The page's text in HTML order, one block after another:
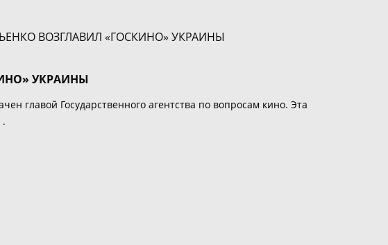
УКРАИНЫ
главой Государственного агентства по вопросам кино. Эта
.